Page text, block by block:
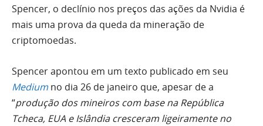
Spencer, o declínio nos preços das ações da Nvidia é
mais uma prova da queda da mineração de
criptomoedas.
Spencer apontou em um texto publicado em seu
Medium no dia 26 de janeiro que, apesar de a
“produção dos mineiros com base na República
Tcheca, EUA e Islândia cresceram ligeiramente no